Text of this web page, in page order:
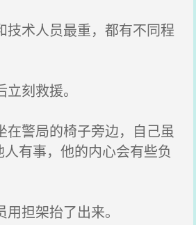
术人员最重，都有不同程
刻救援。
警局的椅子旁边，自己虽
有事，他的内心会有些负
担架抬了出来。